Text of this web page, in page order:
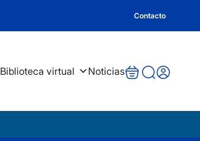
Contacto
Biblioteca virtual Noticias